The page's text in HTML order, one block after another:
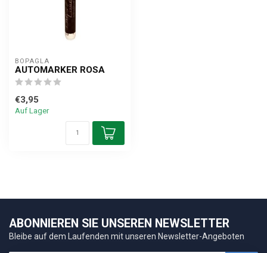
BOPAGLA
AUTOMARKER ROSA
€3,95
Auf Lager
ABONNIEREN SIE UNSEREN NEWSLETTER
Bleibe auf dem Laufenden mit unseren Newsletter-Angeboten